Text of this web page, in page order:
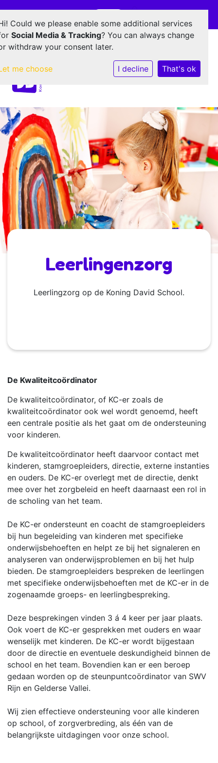
Leerlingenzorg
Leerlingzorg op de Koning David School.
De Kwaliteitcoördinator
De kwaliteitcoördinator, of KC-er zoals de
kwaliteitcoördinator ook wel wordt genoemd, heeft
een centrale positie als het gaat om de ondersteuning
voor kinderen.
De kwaliteitcoördinator heeft daarvoor contact met
kinderen, stamgroepleiders, directie, externe instanties
en ouders. De KC-er overlegt met de directie, denkt
mee over het zorgbeleid en heeft daarnaast een rol in
de scholing van het team.
De KC-er ondersteunt en coacht de stamgroepleiders
bij hun begeleiding van kinderen met specifieke
onderwijsbehoeften en helpt ze bij het signaleren en
analyseren van onderwijsproblemen en bij het hulp
bieden. De stamgroepleiders bespreken de leerlingen
met specifieke onderwijsbehoeften met de KC-er in de
zogenaamde groeps- en leerlingbespreking.
Deze besprekingen vinden 3 á 4 keer per jaar plaats.
Ook voert de KC-er gesprekken met ouders en waar
wenselijk met kinderen. De KC-er wordt bijgestaan
door de directie en eventuele deskundigheid binnen de
school en het team. Bovendien kan er een beroep
gedaan worden op de steunpuntcoördinator van SWV
Rijn en Gelderse Vallei.
Wij zien effectieve ondersteuning voor alle kinderen
op school, of zorgverbreding, als één van de
belangrijkste uitdagingen voor onze school.
Could we please enable some additional services
Social Media & Tracking? You can always change
withdraw your consent later.
me choose I decline That's ok